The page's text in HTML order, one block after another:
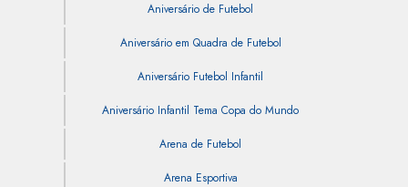
Aniversário de Futebol
Aniversário em Quadra de Futebol
Aniversário Futebol Infantil
Aniversário Infantil Tema Copa do Mundo
Arena de Futebol
Arena Esportiva